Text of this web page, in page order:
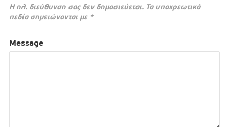
Η ηλ. διεύθυνση σας δεν δημοσιεύεται. Τα υποχρεωτικά
πεδία σημειώνονται με *
Message